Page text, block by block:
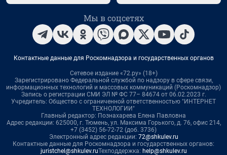
Мы в соцсетях
Контактные данные для Роскомнадзора и государственных органов
Сетевое издание «72.ру» (18+)
Зарегистрировано Федеральной службой по надзору в сфере связи,
информационных технологий и массовых коммуникаций (Роскомнадзор)
Запись о регистрации СМИ ЭЛ № ФС 77– 84674 от 06.02.2023 г.
Учредитель: Общество с ограниченной ответственностью "ИНТЕРНЕТ
ТЕХНОЛОГИИ"
Главный редактор: Познахарева Елена Павловна
Адрес редакции: 625000, г. Тюмень, ул. Максима Горького, д. 76, офис 214,
+7 (3452) 56-72-72 (доб. 3736)
Электронный адрес редакции: 72@shkulev.ru
Контактные данные для Роскомнадзора и государственных органов:
juristchel@shkulev.ruТехподдержка: help@shkulev.ru